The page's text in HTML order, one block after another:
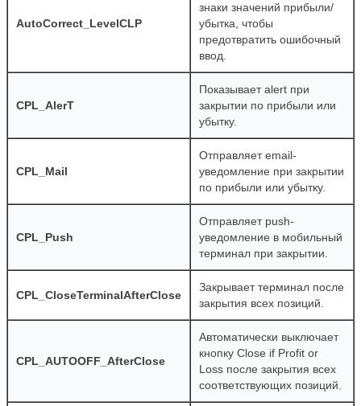
AutoCorrect_LevelCLP
знаки значений прибыли/
убытка, чтобы
предотвратить ошибочный
ввод.
CPL_AlerT
Показывает alert при
закрытии по прибыли или
убытку.
CPL_Mail
Отправляет email-
уведомление при закрытии
по прибыли или убытку.
CPL_Push
Отправляет push-
уведомление в мобильный
терминал при закрытии.
CPL_CloseTerminalAfterClose
Закрывает терминал после
закрытия всех позиций.
CPL_AUTOOFF_AfterClose
Автоматически выключает
кнопку Close if Profit or
Loss после закрытия всех
соответствующих позиций.